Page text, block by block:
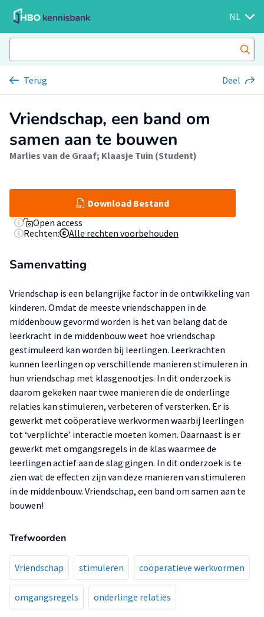
NL
Terug Deel
Vriendschap, een band om
samen aan te bouwen
Marlies van de Graaf; Klaasje Tuin (Student)
Download Bestand
Open access
Rechten:
Alle rechten voorbehouden
Samenvatting
Vriendschap is een belangrijke factor in de ontwikkeling van
kinderen. Omdat de meeste vriendschappen in de
middenbouw gevormd worden is het van belang dat de
leerkracht in de middenbouw weet hoe vriendschap
gestimuleerd kan worden bij leerlingen. Leerkrachten
kunnen leerlingen op verschillende manieren stimuleren in
hun vriendschap met klasgenootjes. In dit onderzoek is
daarom gekeken naar twee manieren die de onderlinge
relaties kan stimuleren, verbeteren of versterken. Er is
gewerkt met coöperatieve werkvormen waarbij leerlingen
tot ‘verplichte’ interactie moeten komen. Daarnaast is er
gewerkt met omgangsregels in de klas waarmee de
leerlingen actief aan de slag gingen. In dit onderzoek is te
zien wat de effecten zijn van deze manieren van stimuleren
in de middenbouw. Vriendschap, een band om samen aan te
bouwen!
Trefwoorden
Vriendschap stimuleren coöperatieve werkvormen
omgangsregels onderlinge relaties